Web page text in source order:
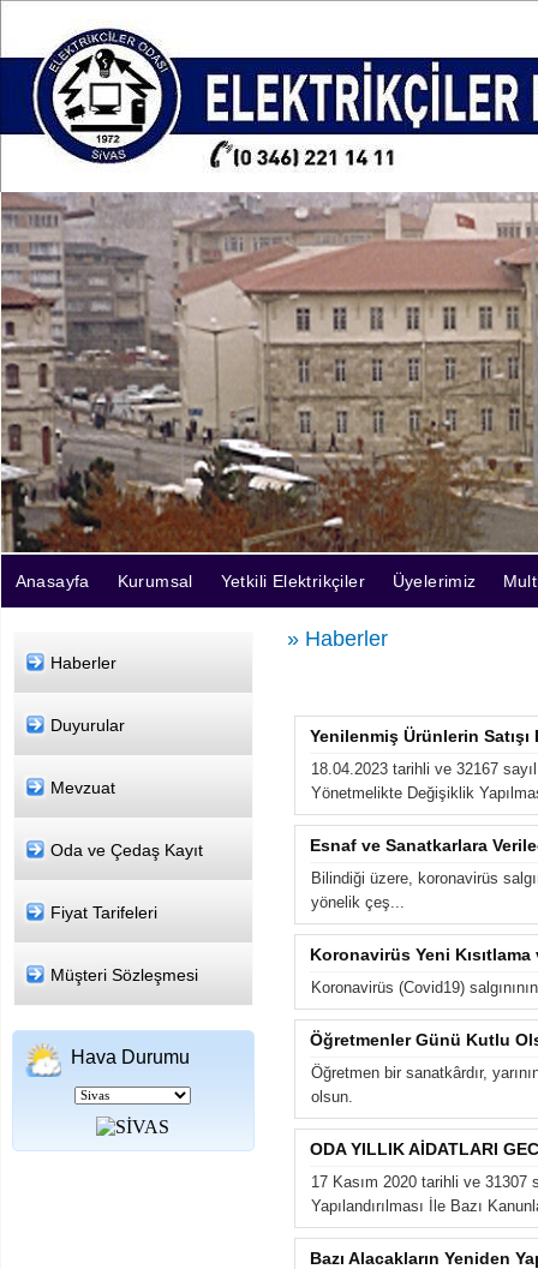
Anasayfa Kurumsal Yetkili Elektrikçiler Üyelerimiz
Haberler
Duyurular
Mevzuat
Oda ve Çedaş Kayıt
Fiyat Tarifeleri
Müşteri Sözleşmesi
Hava Durumu
» Haberler
Yenilenmiş Ürünlerin Satışı
18.04.2023 tarihli ve 32167
Yönetmelikte Değişiklik
Esnaf ve Sanatkarlara
Bilindiği üzere, koronavirüs
yönelik çeş...
Koronavirüs Yeni
Koronavirüs (Covid­19)
Öğretmenler Günü Kutlu
Öğretmen bir sanatkârdır,
olsun.
ODA YILLIK AİDATLARI
17 Kasım 2020 tarihli ve 31307
Yapılandırılması İle Bazı
Bazı Alacakların Yeniden